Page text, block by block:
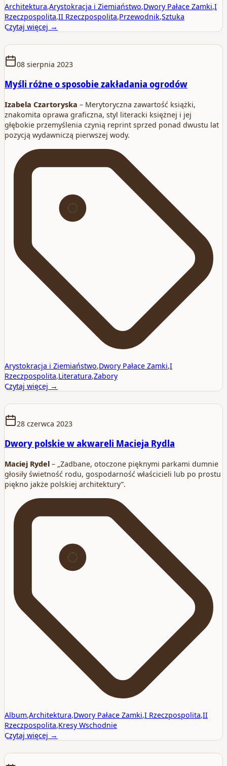
Architektura,Arystokracja i Ziemiaństwo,Dwory Pałace Zamki,I
Rzeczpospolita,II Rzeczpospolita,Przewodnik,Sztuka
Czytaj więcej →
08 sierpnia 2023
Myśli różne o sposobie zakładania ogrodów
Izabela Czartoryska – Merytoryczna zawartość książki,
znakomita oprawa graficzna, styl literacki księżnej i jej
głębokie przemyślenia czynią reprint sprzed ponad dwustu lat
pozycją wydawniczą pierwszej wody.
Arystokracja i Ziemiaństwo,Dwory Pałace Zamki,I
Rzeczpospolita,Literatura,Zabory
Czytaj więcej →
28 czerwca 2023
Dwory polskie w akwareli Macieja Rydla
Maciej Rydel – „Zadbane, otoczone pięknymi parkami dumnie
głosiły świetność rodu, gospodarność właścicieli lub po prostu
piękno jakże polskiej architektury”.
Album,Architektura,Dwory Pałace Zamki,I Rzeczpospolita,II
Rzeczpospolita,Kresy Wschodnie
Czytaj więcej →